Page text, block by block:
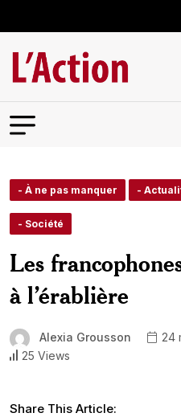
- À ne pas manquer -
- Société
Les
à l’érablière
Alexia Grousson 24
25 Views
Share This Article: